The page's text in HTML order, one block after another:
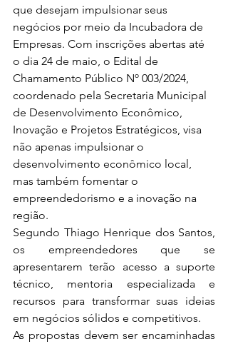
que desejam impulsionar seus
negócios por meio da Incubadora de
Empresas. Com inscrições abertas até
o dia 24 de maio, o Edital de
Chamamento Público Nº 003/2024,
coordenado pela Secretaria Municipal
de Desenvolvimento Econômico,
Inovação e Projetos Estratégicos, visa
não apenas impulsionar o
desenvolvimento econômico local,
mas também fomentar o
empreendedorismo e a inovação na
região.
Segundo Thiago Henrique dos Santos,
os empreendedores que se
apresentarem terão acesso a suporte
técnico, mentoria especializada e
recursos para transformar suas ideias
em negócios sólidos e competitivos.
As propostas devem ser encaminhadas